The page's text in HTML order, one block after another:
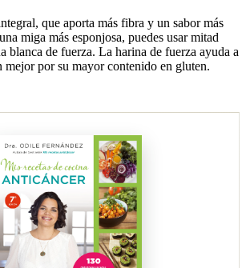
que aporta más fibra y un sabor más
miga más esponjosa, puedes usar mitad
blanca de fuerza. La harina de fuerza ayuda a
mejor por su mayor contenido en gluten.